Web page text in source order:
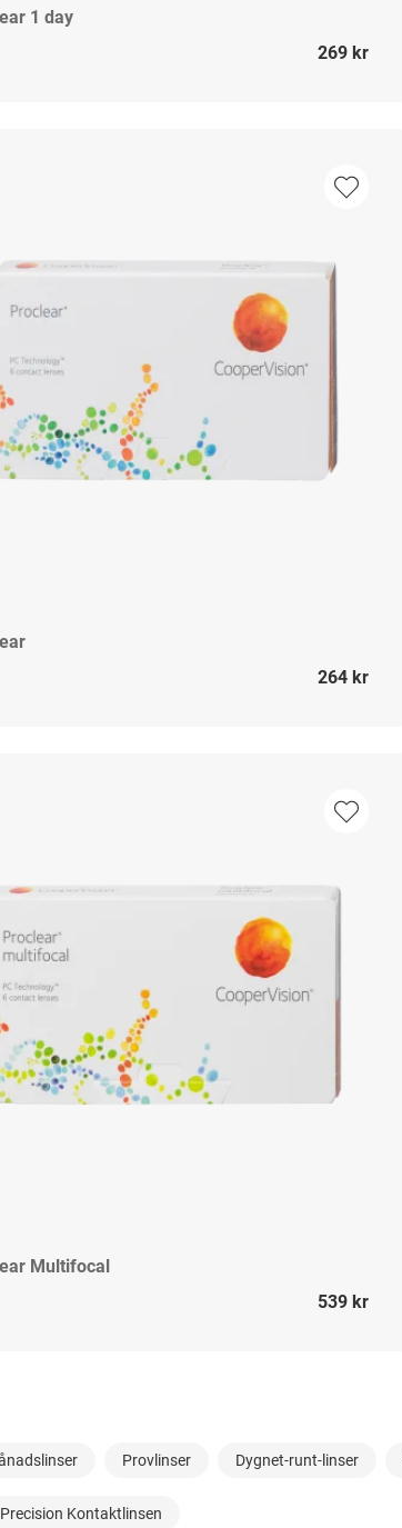
1 day
269 kr
264 kr
Multifocal
539 kr
Provlinser Dygnet-runt-linser
Precision Kontaktlinsen